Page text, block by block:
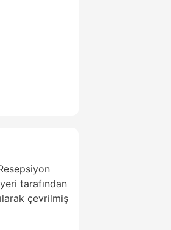
tarafından
çevrilmiş